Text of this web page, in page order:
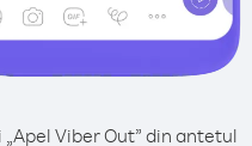
Viber Out” din antetul